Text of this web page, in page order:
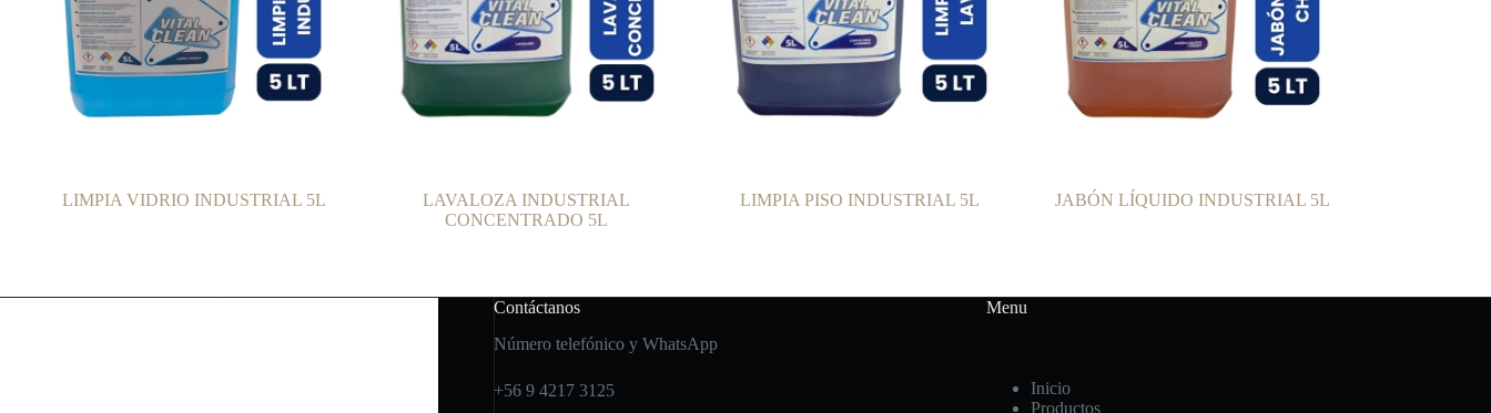
LIMPIA VIDRIO INDUSTRIAL 5L
LAVALOZA INDUSTRIAL
CONCENTRADO 5L
LIMPIA PISO INDUSTRIAL 5L JABÓN LÍQUIDO INDUSTRIAL 5L
Contáctanos
Número telefónico y WhatsApp
+56 9 4217 3125
Menu
Inicio
Productos